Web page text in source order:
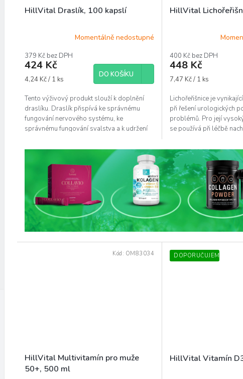
HillVital Draslík, 100 kapslí
Momentálně nedostupné
379 Kč bez DPH
424 Kč
Měrná
4,24 Kč / 1 ks
DO KOŠÍKU
Tento výživový produkt slouží k doplnění
draslíku. Draslík přispívá ke správnému
fungování nervového systému, ke
správnému fungování svalstva a k udržení
HillVital
400 Kč bez DPH
448 Kč
Měrná
7,47 Kč / 1 ks
Lichořeřišnice je
při řešení urologických
problémů. Pro její
se používá při léčbě
HillVital Multivitamín pro muže
50+, 500 ml
Kód: OM83034 DOPORUČUJEME
HillVital Vitamín